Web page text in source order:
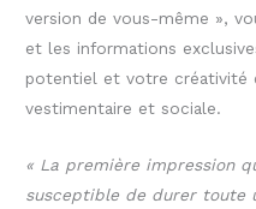
version de vous-même »,
et les informations
potentiel et votre créativité
vestimentaire et sociale.
« La première impression
susceptible de durer toute